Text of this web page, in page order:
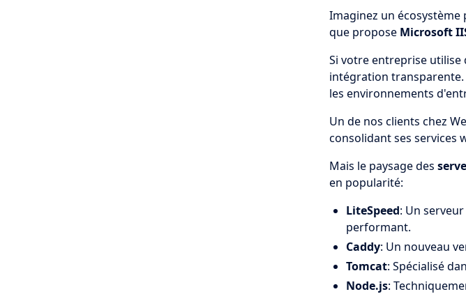
Imaginez un
que propose Microsoft
Si votre entreprise
intégration transparente.
les environnements
Un de nos clients chez
consolidant ses services
Mais le paysage des
en popularité:
LiteSpeed: Un
performant.
Caddy: Un nouveau
Tomcat: Spécialisé
Node.js: